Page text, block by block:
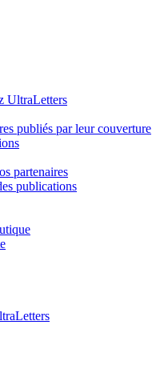
UltraLetters
publiés par leur couverture
partenaires
publications